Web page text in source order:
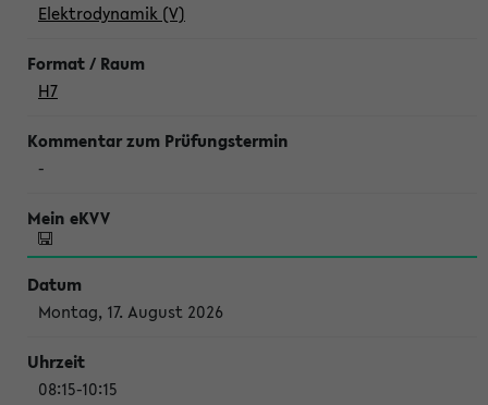
Elektrodynamik (V)
H7
-
Montag, 17. August 2026
08:15-10:15